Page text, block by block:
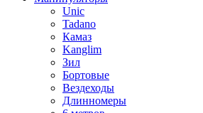
Unic
Tadano
Камаз
Kanglim
Зил
Бортовые
Вездеходы
Длинномеры